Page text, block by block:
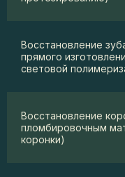
Восстановление
прямого
световой
Восстановление
пломбировочным
коронки)